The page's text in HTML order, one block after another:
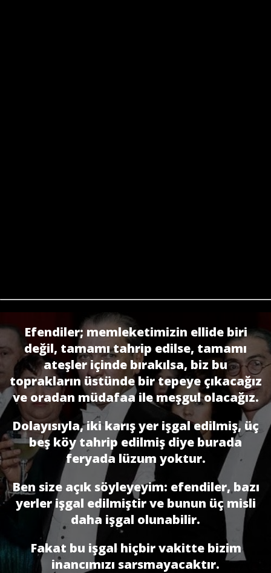
Efendiler; memleketimizin ellide biri
değil, tamamı tahrip edilse, tamamı
ateşler içinde bırakılsa, biz bu
toprakların üstünde bir tepeye çıkacağız
ve oradan müdafaa ile meşgul olacağız.
Dolayısıyla, iki karış yer işgal edilmiş, üç
beş köy tahrip edilmiş diye burada
feryada lüzum yoktur.
Ben size açık söyleyeyim: efendiler, bazı
yerler işgal edilmiştir ve bunun üç misli
daha işgal olunabilir.
Fakat bu işgal hiçbir vakitte bizim
inancımızı sarsmayacaktır.